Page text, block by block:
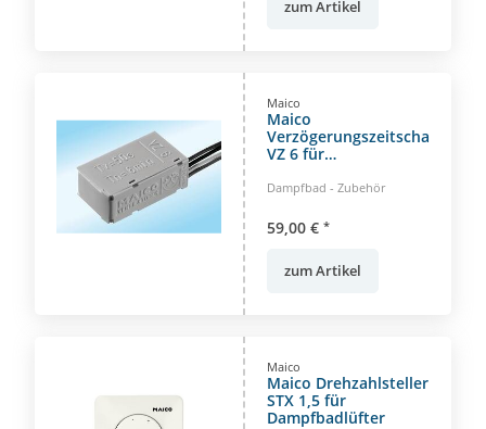
zum Artikel
Maico
Maico
Verzögerungszeitschalter
VZ 6 für
Dampfbad - Zubehör
59,00 € *
zum Artikel
Maico
Maico Drehzahlsteller
STX 1,5 für
Dampfbadlüfter